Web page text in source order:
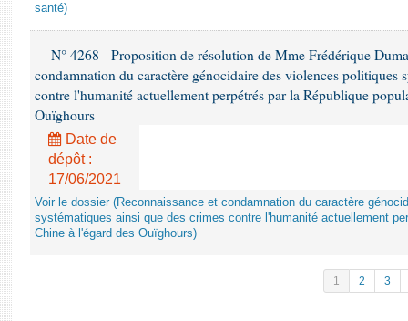
santé)
N° 4268 - Proposition de résolution de Mme Frédérique
condamnation du caractère génocidaire des violences politiques
contre l'humanité actuellement perpétrés par la République
Ouïghours
Date de
dépôt :
17/06/2021
Voir le dossier (Reconnaissance et condamnation du caractère
systématiques ainsi que des crimes contre l'humanité actuellement
Chine à l'égard des Ouïghours)
1 2 3